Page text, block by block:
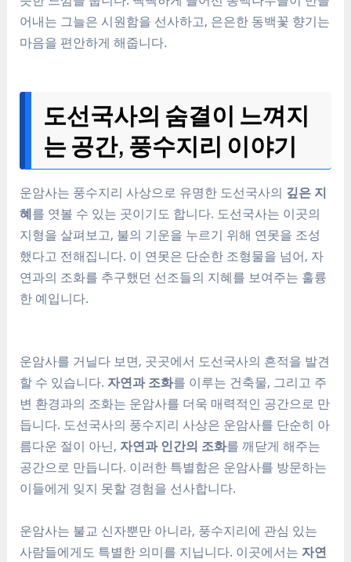
어내는 그늘은 시원함을 선사하고, 은은한 동백꽃 향기는
마음을 편안하게 해줍니다.
도선국사의 숨결이 느껴지
는 공간, 풍수지리 이야기
운암사는 풍수지리 사상으로 유명한 도선국사의 깊은 지
혜를 엿볼 수 있는 곳이기도 합니다. 도선국사는 이곳의
지형을 살펴보고, 불의 기운을 누르기 위해 연못을 조성
했다고 전해집니다. 이 연못은 단순한 조형물을 넘어, 자
연과의 조화를 추구했던 선조들의 지혜를 보여주는 훌륭
한 예입니다.
운암사를 거닐다 보면, 곳곳에서 도선국사의 흔적을 발견
할 수 있습니다. 자연과 조화를 이루는 건축물, 그리고 주
변 환경과의 조화는 운암사를 더욱 매력적인 공간으로 만
듭니다. 도선국사의 풍수지리 사상은 운암사를 단순히 아
름다운 절이 아닌, 자연과 인간의 조화를 깨닫게 해주는
공간으로 만듭니다. 이러한 특별함은 운암사를 방문하는
이들에게 잊지 못할 경험을 선사합니다.
운암사는 불교 신자뿐만 아니라, 풍수지리에 관심 있는
사람들에게도 특별한 의미를 지닙니다. 이곳에서는 자연